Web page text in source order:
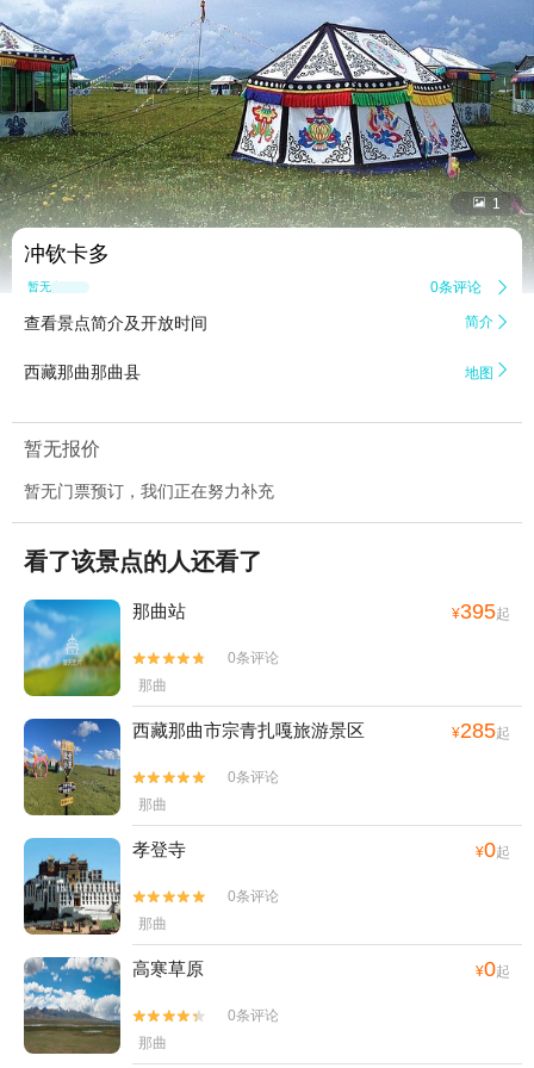
 1
冲钦卡多
暂无点评 0条评论 
查看景点简介及开放时间 简介 
西藏那曲那曲县 地图 
暂无报价
暂无门票预订，我们正在努力补充
看了该景点的人还看了
那曲站 ¥395起


0条评论
那曲
西藏那曲市宗青扎嘎旅游景区 ¥285起


0条评论
那曲
孝登寺 ¥0起


0条评论
那曲
高寒草原 ¥0起


0条评论
那曲
